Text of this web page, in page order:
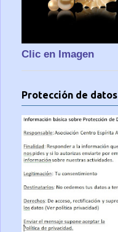
Clic en Imagen
Protección de datos